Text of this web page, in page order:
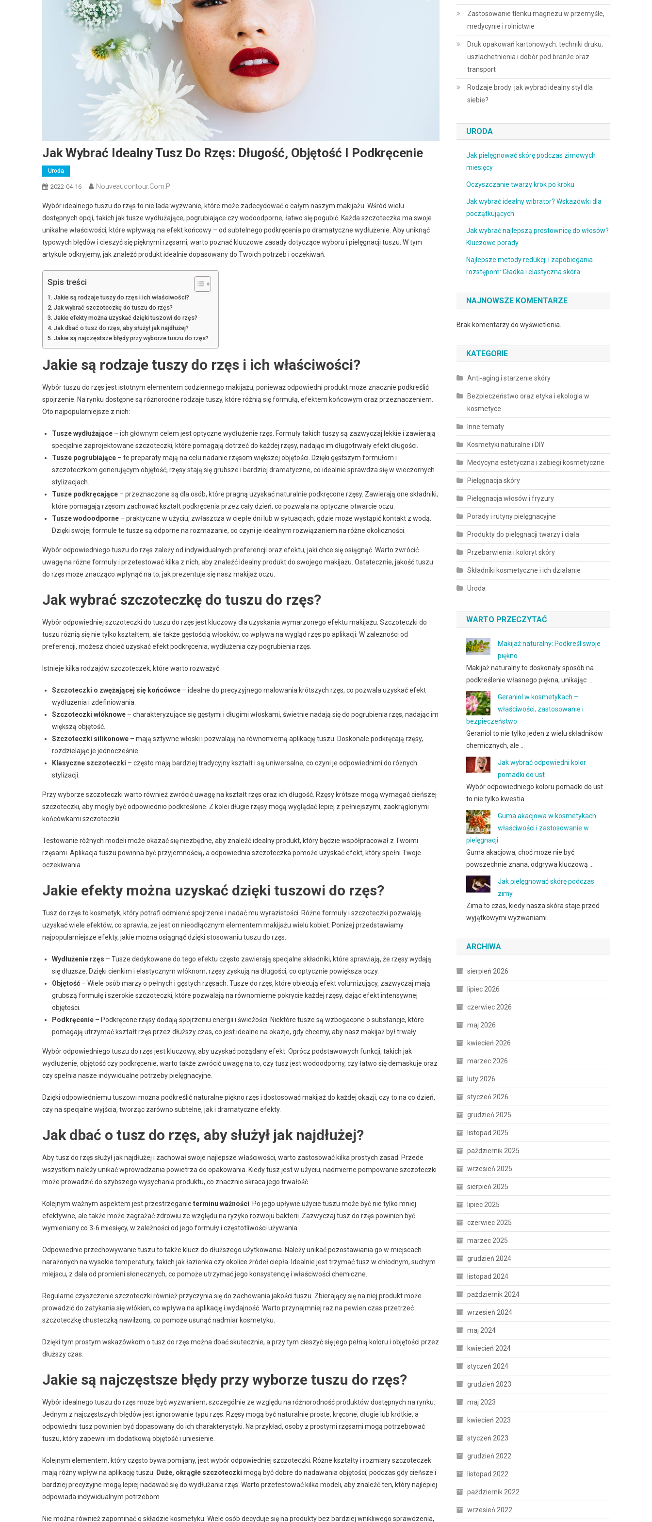
Jak Wybrać Idealny Tusz Do Rzęs: Długość, Objętość I Podkręcenie
Uroda
2022-04-16 Nouveaucontour.com.pl
Wybór idealnego tuszu do rzęs to nie lada wyzwanie, które może zadecydować o całym naszym makijażu. Wśród wielu
dostępnych opcji, takich jak tusze wydłużające, pogrubiające czy wodoodporne, łatwo się pogubić. Każda szczoteczka ma swoje
unikalne właściwości, które wpływają na efekt końcowy – od subtelnego podkręcenia po dramatyczne wydłużenie. Aby uniknąć
typowych błędów i cieszyć się pięknymi rzęsami, warto poznać kluczowe zasady dotyczące wyboru i pielęgnacji tuszu. W tym
artykule odkryjemy, jak znaleźć produkt idealnie dopasowany do Twoich potrzeb i oczekiwań.
Spis treści
Jakie są rodzaje tuszy do rzęs i ich właściwości?
Jak wybrać szczoteczkę do tuszu do rzęs?
Jakie efekty można uzyskać dzięki tuszowi do rzęs?
Jak dbać o tusz do rzęs, aby służył jak najdłużej?
Jakie są najczęstsze błędy przy wyborze tuszu do rzęs?
Jakie są rodzaje tuszy do rzęs i ich właściwości?
Wybór tuszu do rzęs jest istotnym elementem codziennego makijażu, ponieważ odpowiedni produkt może znacznie podkreślić
spojrzenie. Na rynku dostępne są różnorodne rodzaje tuszy, które różnią się formułą, efektem końcowym oraz przeznaczeniem.
Oto najpopularniejsze z nich:
Tusze wydłużające – ich głównym celem jest optyczne wydłużenie rzęs. Formuły takich tuszy są zazwyczaj lekkie i zawierają
specjalnie zaprojektowane szczoteczki, które pomagają dotrzeć do każdej rzęsy, nadając im długotrwały efekt długości.
Tusze pogrubiające – te preparaty mają na celu nadanie rzęsom większej objętości. Dzięki gęstszym formułom i
szczoteczkom generującym objętość, rzęsy stają się grubsze i bardziej dramatyczne, co idealnie sprawdza się w wieczornych
stylizacjach.
Tusze podkręcające – przeznaczone są dla osób, które pragną uzyskać naturalnie podkręcone rzęsy. Zawierają one składniki,
które pomagają rzęsom zachować kształt podkręcenia przez cały dzień, co pozwala na optyczne otwarcie oczu.
Tusze wodoodporne – praktyczne w użyciu, zwłaszcza w ciepłe dni lub w sytuacjach, gdzie może wystąpić kontakt z wodą.
Dzięki swojej formule te tusze są odporne na rozmazanie, co czyni je idealnym rozwiązaniem na różne okoliczności.
Wybór odpowiedniego tuszu do rzęs zależy od indywidualnych preferencji oraz efektu, jaki chce się osiągnąć. Warto zwrócić
uwagę na różne formuły i przetestować kilka z nich, aby znaleźć idealny produkt do swojego makijażu. Ostatecznie, jakość tuszu
do rzęs może znacząco wpłynąć na to, jak prezentuje się nasz makijaż oczu.
Jak wybrać szczoteczkę do tuszu do rzęs?
Wybór odpowiedniej szczoteczki do tuszu do rzęs jest kluczowy dla uzyskania wymarzonego efektu makijażu. Szczoteczki do
tuszu różnią się nie tylko kształtem, ale także gęstością włosków, co wpływa na wygląd rzęs po aplikacji. W zależności od
preferencji, możesz chcieć uzyskać efekt podkręcenia, wydłużenia czy pogrubienia rzęs.
Istnieje kilka rodzajów szczoteczek, które warto rozważyć:
Szczoteczki o zwężającej się końcówce – idealne do precyzyjnego malowania krótszych rzęs, co pozwala uzyskać efekt
wydłużenia i zdefiniowania.
Szczoteczki włóknowe – charakteryzujące się gęstymi i długimi włoskami, świetnie nadają się do pogrubienia rzęs, nadając im
większą objętość.
Szczoteczki silikonowe – mają sztywne włoski i pozwalają na równomierną aplikację tuszu. Doskonale podkręcają rzęsy,
rozdzielając je jednocześnie.
Klasyczne szczoteczki – często mają bardziej tradycyjny kształt i są uniwersalne, co czyni je odpowiednimi do różnych
stylizacji.
Przy wyborze szczoteczki warto również zwrócić uwagę na kształt rzęs oraz ich długość. Rzęsy krótsze mogą wymagać cieńszej
szczoteczki, aby mogły być odpowiednio podkreślone. Z kolei długie rzęsy mogą wyglądać lepiej z pełniejszymi, zaokrąglonymi
końcówkami szczoteczki.
Testowanie różnych modeli może okazać się niezbędne, aby znaleźć idealny produkt, który będzie współpracował z Twoimi
rzęsami. Aplikacja tuszu powinna być przyjemnością, a odpowiednia szczoteczka pomoże uzyskać efekt, który spełni Twoje
oczekiwania.
Jakie efekty można uzyskać dzięki tuszowi do rzęs?
Tusz do rzęs to kosmetyk, który potrafi odmienić spojrzenie i nadać mu wyrazistości. Różne formuły i szczoteczki pozwalają
uzyskać wiele efektów, co sprawia, że jest on nieodłącznym elementem makijażu wielu kobiet. Poniżej przedstawiamy
najpopularniejsze efekty, jakie można osiągnąć dzięki stosowaniu tuszu do rzęs.
Wydłużenie rzęs – Tusze dedykowane do tego efektu często zawierają specjalne składniki, które sprawiają, że rzęsy wydają
się dłuższe. Dzięki cienkim i elastycznym włóknom, rzęsy zyskują na długości, co optycznie powiększa oczy.
Objętość – Wiele osób marzy o pełnych i gęstych rzęsach. Tusze do rzęs, które obiecują efekt volumizujący, zazwyczaj mają
grubszą formułę i szerokie szczoteczki, które pozwalają na równomierne pokrycie każdej rzęsy, dając efekt intensywnej
objętości.
Podkręcenie – Podkręcone rzęsy dodają spojrzeniu energii i świeżości. Niektóre tusze są wzbogacone o substancje, które
pomagają utrzymać kształt rzęs przez dłuższy czas, co jest idealne na okazje, gdy chcemy, aby nasz makijaż był trwały.
Wybór odpowiedniego tuszu do rzęs jest kluczowy, aby uzyskać pożądany efekt. Oprócz podstawowych funkcji, takich jak
wydłużenie, objętość czy podkręcenie, warto także zwrócić uwagę na to, czy tusz jest wodoodporny, czy łatwo się demaskuje oraz
czy spełnia nasze indywidualne potrzeby pielęgnacyjne.
Dzięki odpowiedniemu tuszowi można podkreślić naturalne piękno rzęs i dostosować makijaż do każdej okazji, czy to na co dzień,
czy na specjalne wyjścia, tworząc zarówno subtelne, jak i dramatyczne efekty.
Jak dbać o tusz do rzęs, aby służył jak najdłużej?
Aby tusz do rzęs służył jak najdłużej i zachował swoje najlepsze właściwości, warto zastosować kilka prostych zasad. Przede
wszystkim należy unikać wprowadzania powietrza do opakowania. Kiedy tusz jest w użyciu, nadmierne pompowanie szczoteczki
może prowadzić do szybszego wysychania produktu, co znacznie skraca jego trwałość.
Kolejnym ważnym aspektem jest przestrzeganie terminu ważności . Po jego upływie użycie tuszu może być nie tylko mniej
efektywne, ale także może zagrażać zdrowiu ze względu na ryzyko rozwoju bakterii. Zazwyczaj tusz do rzęs powinien być
wymieniany co 3-6 miesięcy, w zależności od jego formuły i częstotliwości używania.
Odpowiednie przechowywanie tuszu to także klucz do dłuższego użytkowania. Należy unikać pozostawiania go w miejscach
narażonych na wysokie temperatury, takich jak łazienka czy okolice źródeł ciepła. Idealnie jest trzymać tusz w chłodnym, suchym
miejscu, z dala od promieni słonecznych, co pomoże utrzymać jego konsystencję i właściwości chemiczne.
Regularne czyszczenie szczoteczki również przyczynia się do zachowania jakości tuszu. Zbierający się na niej produkt może
prowadzić do zatykania się włókien, co wpływa na aplikację i wydajność. Warto przynajmniej raz na pewien czas przetrzeć
szczoteczkę chusteczką nawilżoną, co pomoże usunąć nadmiar kosmetyku.
Dzięki tym prostym wskazówkom o tusz do rzęs można dbać skutecznie, a przy tym cieszyć się jego pełnią koloru i objętości przez
dłuższy czas.
Jakie są najczęstsze błędy przy wyborze tuszu do rzęs?
Wybór idealnego tuszu do rzęs może być wyzwaniem, szczególnie ze względu na różnorodność produktów dostępnych na rynku.
Jednym z najczęstszych błędów jest ignorowanie typu rzęs. Rzęsy mogą być naturalnie proste, kręcone, długie lub krótkie, a
odpowiedni tusz powinien być dopasowany do ich charakterystyki. Na przykład, osoby z prostymi rzęsami mogą potrzebować
tuszu, który zapewni im dodatkową objętość i uniesienie.
Kolejnym elementem, który często bywa pomijany, jest wybór odpowiedniej szczoteczki. Różne kształty i rozmiary szczoteczek
mają różny wpływ na aplikację tuszu.
Duże, okrągłe szczoteczki mogą być dobre do nadawania objętości, podczas gdy cieńsze i
bardziej precyzyjne mogą lepiej nadawać się do wydłużania rzęs. Warto przetestować kilka modeli, aby znaleźć ten, który najlepiej
odpowiada indywidualnym potrzebom.
Nie można również zapominać o składzie kosmetyku. Wiele osób decyduje się na produkty bez bardziej wnikliwego sprawdzenia,
Zastosowanie tlenku magnezu w przemyśle,
medycynie i rolnictwie
Druk opakowań kartonowych: techniki druku,
uszlachetnienia i dobór pod branże oraz
transport
Rodzaje brody: jak wybrać idealny styl dla
siebie?
URODA
Jak pielęgnować skórę podczas zimowych
miesięcy
Oczyszczanie twarzy krok po kroku
Jak wybrać idealny wibrator? Wskazówki dla
początkujących
Jak wybrać najlepszą prostownicę do włosów?
Kluczowe porady
Najlepsze metody redukcji i zapobiegania
rozstępom: Gładka i elastyczna skóra
NAJNOWSZE KOMENTARZE
Brak komentarzy do wyświetlenia.
KATEGORIE
Anti-aging i starzenie skóry
Bezpieczeństwo oraz etyka i ekologia w
kosmetyce
Inne tematy
Kosmetyki naturalne i DIY
Medycyna estetyczna i zabiegi kosmetyczne
Pielęgnacja skóry
Pielęgnacja włosów i fryzury
Porady i rutyny pielęgnacyjne
Produkty do pielęgnacji twarzy i ciała
Przebarwienia i koloryt skóry
Składniki kosmetyczne i ich działanie
Uroda
WARTO PRZECZYTAĆ
Makijaż naturalny: Podkreśl swoje
piękno
Makijaż naturalny to doskonały sposób na
podkreślenie własnego piękna, unikając …
Geraniol w kosmetykach –
właściwości, zastosowanie i
bezpieczeństwo
Geraniol to nie tylko jeden z wielu składników
chemicznych, ale …
Jak wybrać odpowiedni kolor
pomadki do ust
Wybór odpowiedniego koloru pomadki do ust
to nie tylko kwestia …
Guma akacjowa w kosmetykach:
właściwości i zastosowanie w
pielęgnacji
Guma akacjowa, choć może nie być
powszechnie znana, odgrywa kluczową …
Jak pielęgnować skórę podczas
zimy
Zima to czas, kiedy nasza skóra staje przed
wyjątkowymi wyzwaniami. …
ARCHIWA
sierpień 2026
lipiec 2026
czerwiec 2026
maj 2026
kwiecień 2026
marzec 2026
luty 2026
styczeń 2026
grudzień 2025
listopad 2025
październik 2025
wrzesień 2025
sierpień 2025
lipiec 2025
czerwiec 2025
marzec 2025
grudzień 2024
listopad 2024
październik 2024
wrzesień 2024
maj 2024
kwiecień 2024
styczeń 2024
grudzień 2023
maj 2023
kwiecień 2023
styczeń 2023
grudzień 2022
listopad 2022
październik 2022
wrzesień 2022